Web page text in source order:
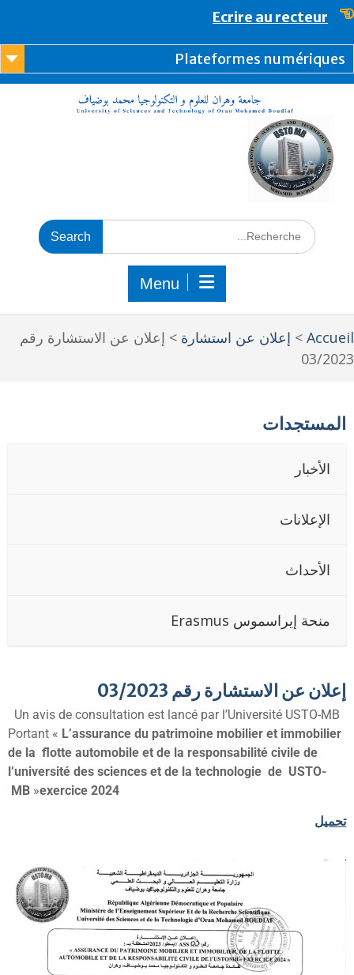
content
Ecrire au recteur
Plateformes
Menu
> إعلان عن استشارة> إعلان عن الاستشارة رقم
03/
الأخبار
الإعلانات
الأحداث
منحة إيراسموس Erasmus
عن الاستشارة رقم 03/2023
Un avis de consultation est lancé par l’Université USTO-MB
Portant «L’assurance du patrimoine mobilier et immobilier
de la flotte automobile et de la responsabilité civile de
l’université des sciences et de la technologie de USTO-
MB»exercice 2024